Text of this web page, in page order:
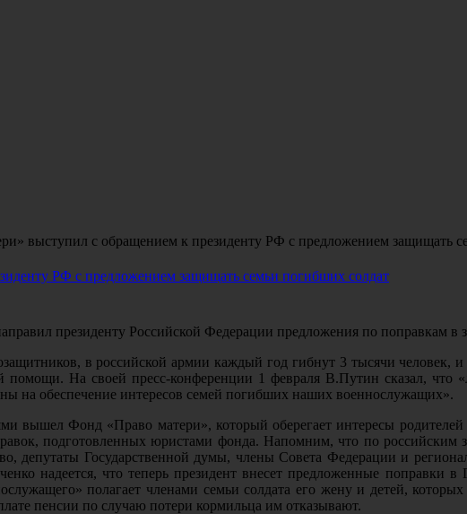
выступил с обращением к президенту РФ с предложением защищать
РФ с предложением защищать семьи погибших солдат
президенту Российской Федерации предложения по поправкам в
в российской армии каждый год гибнут 3 тысячи человек,
помощи. На своей пресс-конференции 1 февраля В.Путин сказал, что
на обеспечение интересов семей погибших наших военнослужащих».
вышел Фонд «Право матери», который оберегает интересы
подготовленных юристами фонда. Напомним, что по российским
депутаты Государственной думы, члены Совета Федерации и
надеется, что теперь президент внесет предложенные поправки
полагает членами семьи солдата его жену и детей,
пенсии по случаю потери кормильца им отказывают.